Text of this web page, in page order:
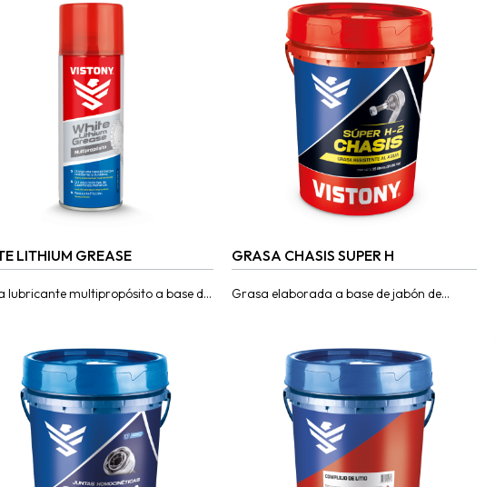
LITHIUM GREASE
lubricante multipropósito a base de
GRASA CHASIS SUPER H
Grasa elaborada a base de jabón de